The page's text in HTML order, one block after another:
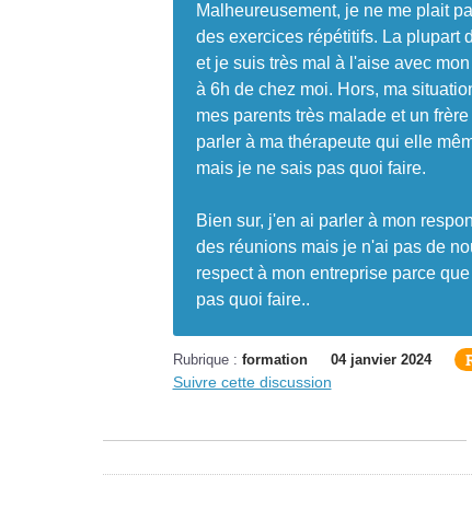
Malheureusement, je ne me plait
des exercices répétitifs. La plupart
et je suis très mal à l'aise avec
à 6h de chez moi. Hors, ma
mes parents très malade et un
parler à ma thérapeute qui elle
mais je ne sais pas quoi faire.
Bien sur, j'en ai parler à mon
des réunions mais je n'ai pas de
respect à mon entreprise parce
pas quoi faire..
Rubrique : formation 04 janvier 2024
Suivre cette discussion